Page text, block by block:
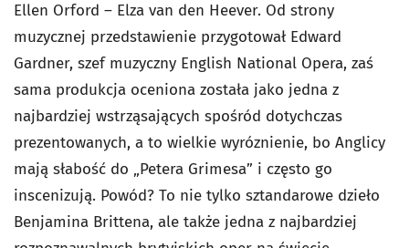
Ellen Orford – Elza van den Heever. Od strony
muzycznej przedstawienie przygotował Edward
Gardner, szef muzyczny English National Opera, zaś
sama produkcja oceniona została jako jedna z
najbardziej wstrząsających spośród dotychczas
prezentowanych, a to wielkie wyróznienie, bo Anglicy
mają słabość do „Petera Grimesa” i często go
inscenizują. Powód? To nie tylko sztandarowe dzieło
Benjamina Brittena, ale także jedna z najbardziej